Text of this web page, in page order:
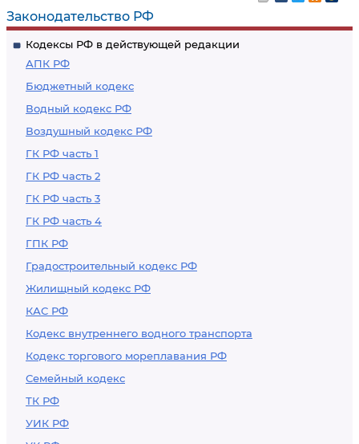
Законодательство РФ
Кодексы РФ в действующей редакции
АПК РФ
Бюджетный кодекс
Водный кодекс РФ
Воздушный кодекс РФ
ГК РФ часть 1
ГК РФ часть 2
ГК РФ часть 3
ГК РФ часть 4
ГПК РФ
Градостроительный кодекс РФ
Жилищный кодекс РФ
КАС РФ
Кодекс внутреннего водного транспорта
Кодекс торгового мореплавания РФ
Семейный кодекс
ТК РФ
УИК РФ